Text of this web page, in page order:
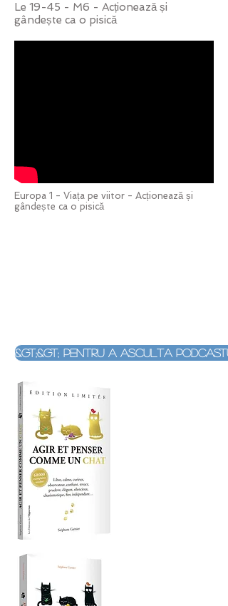
Le 19-45 - M6 - Acționează și
gândește ca o pisică
Europa 1 - Viața pe viitor - Acționează și
gândește ca o pisică
&gt;&gt; Pentru a asculta